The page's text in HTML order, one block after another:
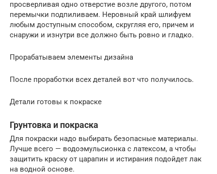
просверливая одно отверстие возле другого, потом
перемычки подпиливаем. Неровный край шлифуем
любым доступным способом, скругляя его, причем и
снаружи и изнутри все должно быть ровно и гладко.
Прорабатываем элементы дизайна
После проработки всех деталей вот что получилось.
Детали готовы к покраске
Грунтовка и покраска
Для покраски надо выбирать безопасные материалы.
Лучше всего — водоэмульсионка с латексом, а чтобы
защитить краску от царапин и истирания подойдет лак
на водной основе.